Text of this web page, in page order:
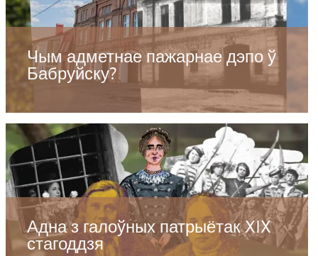
Чым адметнае пажарнае дэпо ў
Бабруйску?
Адна з галоўных патрыётак XIX
стагоддзя